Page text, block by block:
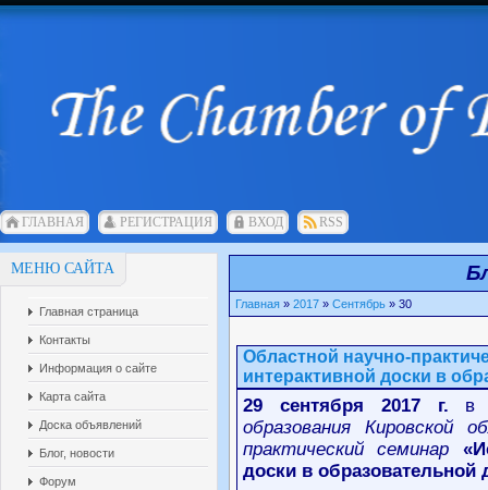
ГЛАВНАЯ РЕГИСТРАЦИЯ ВХОД RSS
МЕНЮ САЙТА
Главная страница
Контакты
Информация о сайте
Карта сайта
Доска объявлений
Блог, новости
Форум
Главная » 2017 » Сентябрь » 30
Областной научно-
интерактивной доски в
29 сентября 2017 г.
образования Кировской
практический семинар
доски в образовательной